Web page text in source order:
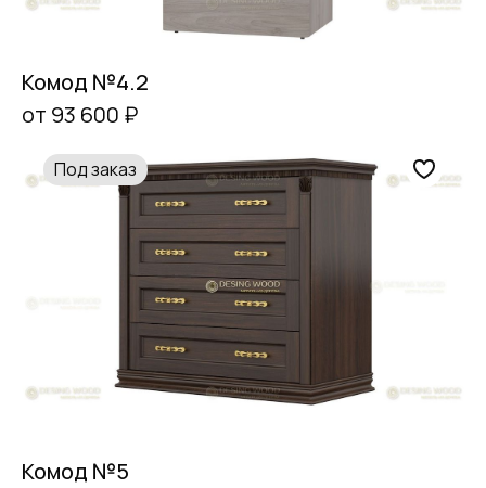
Комод №4.2
от 93 600 ₽
Под заказ
Комод №5